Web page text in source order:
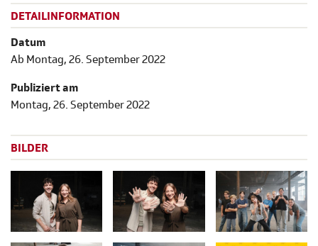
DETAILINFORMATION
Datum
Ab Montag, 26. September 2022
Publiziert am
Montag, 26. September 2022
BILDER